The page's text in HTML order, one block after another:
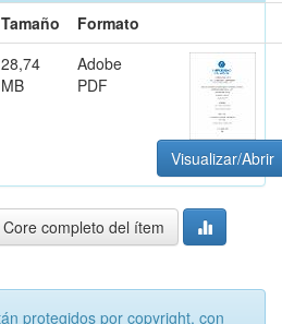
Tamaño
Formato
28,74
MB
Adobe
PDF
Visualizar/Abrir
completo del ítem
protegidos por copyright, con